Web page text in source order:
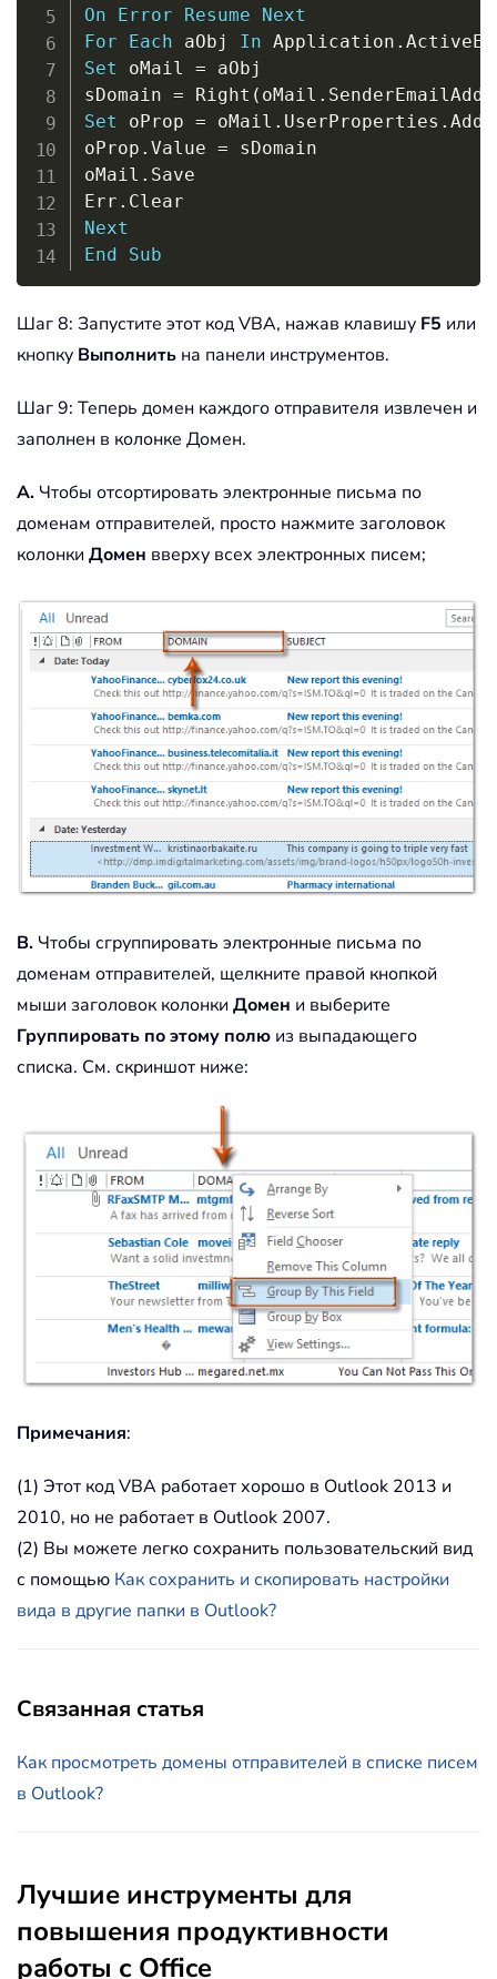
On
Error Resume
Next
For
Each aObj In Application .
Set oMail = aObj
sDomain = Right ( oMail .
Set oProp = oMail . UserProperties . Add
oProp . Value = sDomain
oMail . Save
Err .
Next
End
Sub
Шаг 8: Запустите этот код VBA, нажав клавишу F5 или
кнопку Выполнить на панели инструментов.
Шаг 9: Теперь домен каждого отправителя извлечен и
заполнен в колонке Домен.
A. Чтобы отсортировать электронные письма по
доменам отправителей, просто нажмите заголовок
колонки Домен вверху всех электронных писем;
B. Чтобы сгруппировать электронные письма по
доменам отправителей, щелкните правой кнопкой
мыши заголовок колонки Домен и выберите
Группировать по этому полю из выпадающего
списка. См. скриншот ниже:
Примечания:
(1) Этот код VBA работает хорошо в Outlook 2013 и
2010, но не работает в Outlook 2007.
(2) Вы можете легко сохранить пользовательский вид
с помощью Как сохранить и скопировать настройки
вида в другие папки в Outlook?
Связанная статья
Как просмотреть домены отправителей в списке писем
в Outlook?
Лучшие инструменты для
повышения продуктивности
работы с Office